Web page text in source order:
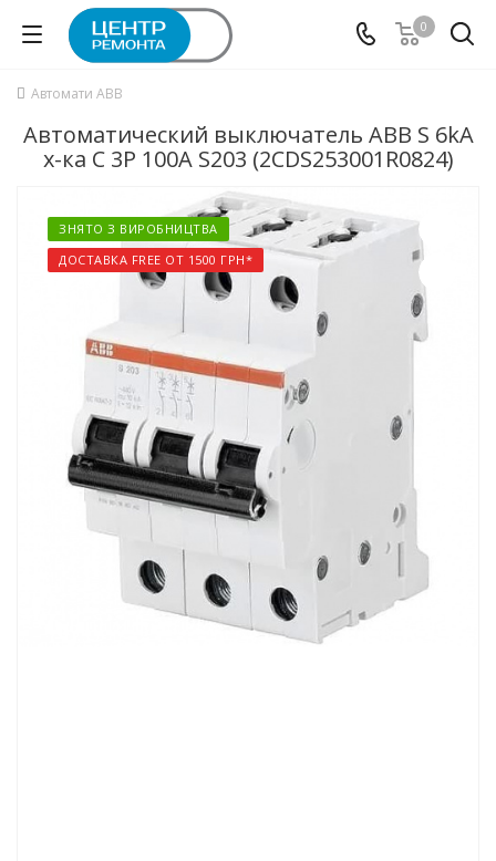
0
Автомати ABB
Автоматический выключатель ABB S 6kA
х-ка C 3P 100А S203 (2CDS253001R0824)
ЗНЯТО З ВИРОБНИЦТВА
ДОСТАВКА FREE ОТ 1500 ГРН*